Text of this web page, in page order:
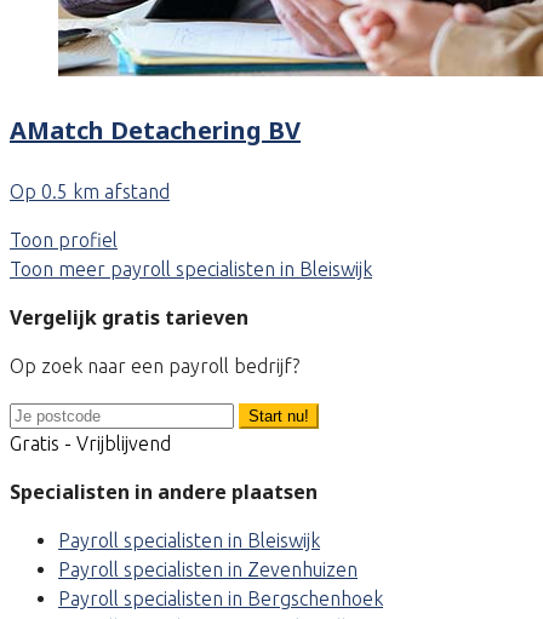
AMatch Detachering BV
Op 0.5 km afstand
Toon profiel
Toon meer payroll specialisten in Bleiswijk
Vergelijk gratis tarieven
Op zoek naar een payroll bedrijf?
Start nu!
Gratis - Vrijblijvend
Specialisten in andere plaatsen
Payroll specialisten in Bleiswijk
Payroll specialisten in Zevenhuizen
Payroll specialisten in Bergschenhoek